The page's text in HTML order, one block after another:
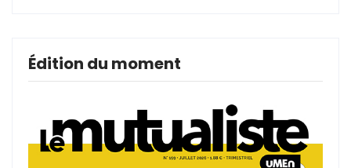
Édition du moment